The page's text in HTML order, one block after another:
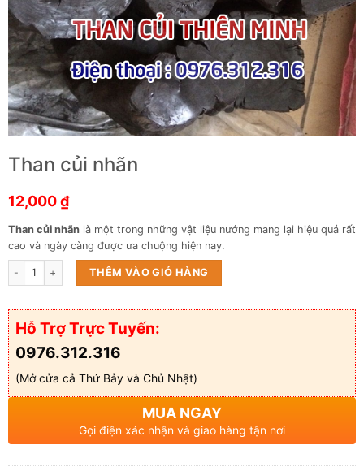
Than củi nhãn
12,000₫
Than củi nhãnlà một trong những vật liệu nướng mang lại hiệu quả rất
cao và ngày càng được ưa chuộng hiện nay.
Than củi nhãn số lượngTHÊM VÀO GIỎ HÀNG
Hỗ Trợ Trực Tuyến:
0976.312.316
(Mở cửa cả Thứ Bảy và Chủ Nhật)
MUA NGAY
Gọi điện xác nhận và giao hàng tận nơi